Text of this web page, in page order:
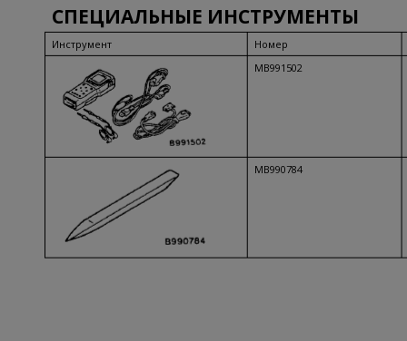
СПЕЦИАЛЬНЫЕ ИНСТРУМЕНТЫ
Инструмент
Номер
МВ991502
МВ990784